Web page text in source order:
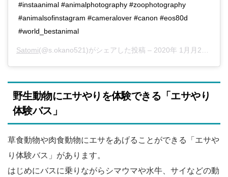
#instaanimal #animalphotography #zoophotography
#animalsofinstagram #cameralover #canon #eos80d
#world_bestanimal
Satomi(@s.okano521)がシェアした投稿 – 2020年 1月月20日午前12時14分PST
野生動物にエサやりを体験できる「エサやり
体験バス」
草食動物や肉食動物にエサをあげることができる「エサや
り体験バス」があります。
はじめにバスに乗りながらシマウマや水牛、サイなどの動